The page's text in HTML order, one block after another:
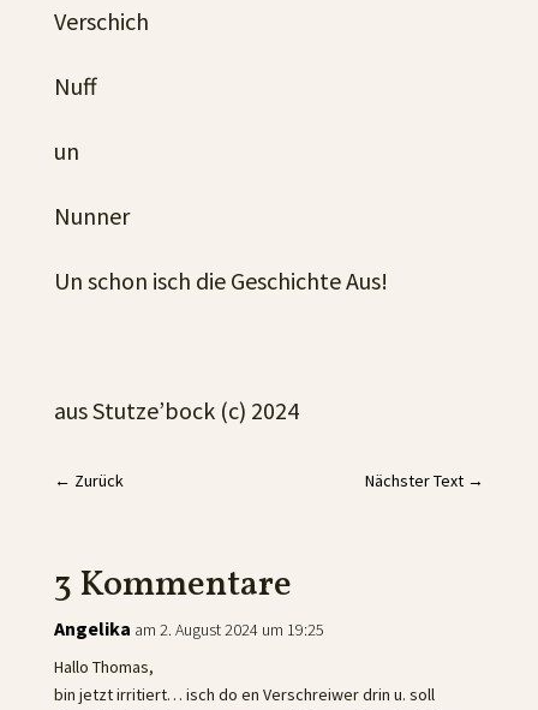
Verschich
Nuff
un
Nunner
Un schon isch die Geschichte Aus!
aus Stutze’bock (c) 2024
← Zurück Nächster Text →
3 Kommentare
Angelika am 2. August 2024 um 19:25
Hallo Thomas,
bin jetzt irritiert… isch do en Verschreiwer drin u. soll